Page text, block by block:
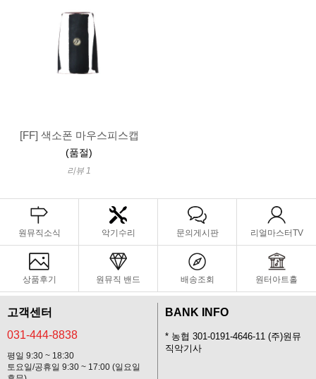
[FF] 색소폰 마우스피스캡
(품절)
리뷰 1
원뮤직소식 악기수리 문의게시판 리얼마스터TV
상품후기 원뮤직 밴드 배송조회 원터아트홀
고객센터
031-444-8838
평일 9:30 ~ 18:30
토요일/공휴일 9:30 ~ 17:00 (일요일
BANK INFO
* 농협 301-0191-4646-11 (주)원뮤
직악기사